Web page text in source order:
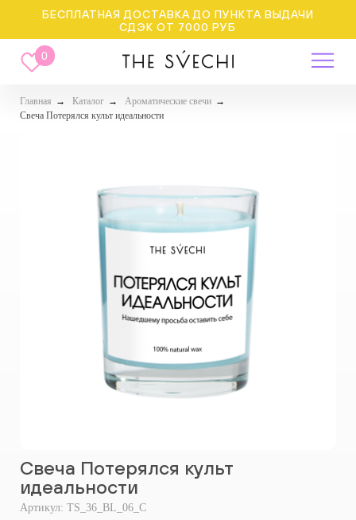
БЕСПЛАТНАЯ ДОСТАВКА ДО ПУНКТА ВЫДАЧИ
СДЭК ОТ 7000 РУБ
0
Главная → Каталог → Ароматические свечи →
Свеча Потерялся культ идеальности
Свеча Потерялся культ
идеальности
Артикул: TS_36_BL_06_С